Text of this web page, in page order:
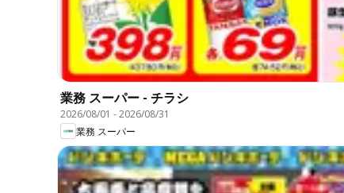
業務 スーパー - チラシ
2026/08/01 -2026/08/31
業務 スーパー